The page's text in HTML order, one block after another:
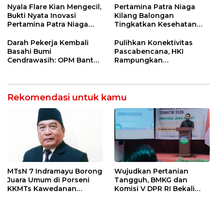
Juara Porseni KKMTs
Jatibarang 2026
Nyala Flare Kian Mengecil,
Bukti Nyata Inovasi
Pertamina Patra Niaga
Net Zero Emission 2060
Pertamina Patra Niaga
Kilang Balongan
Tingkatkan Kesehatan
Pemeriksaan Kesehatan
Rutin dan Edukasi
Perawatan Gigi
Darah Pekerja Kembali
Basahi Bumi
Cendrawasih: OPM Bantai
Pulihkan Konektivitas
Pascabencana, HKI
Rampungkan
Rekomendasi untuk kamu
MTsN 7 Indramayu Borong
Juara Umum di Porseni
KKMTs Kawedanan
Wujudkan Pertanian
Tangguh, BMKG dan
Komisi V DPR RI Bekali